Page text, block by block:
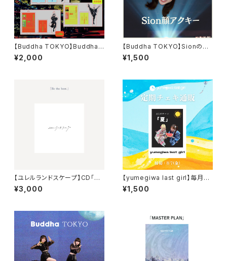
【Buddha TOKYO】Buddha
TOKYOアクリルスタンド(ジオ
ラマ風) 「Buddha TOKYO C
¥2,000
【Buddha TOKYO】Sionの顔
だけアクキー
¥1,500
【ユレルランドスケープ】CD「Be
the best.」
¥3,000
【yumegiwa last girl】毎月定
期チェキ通販(8月)
¥1,500